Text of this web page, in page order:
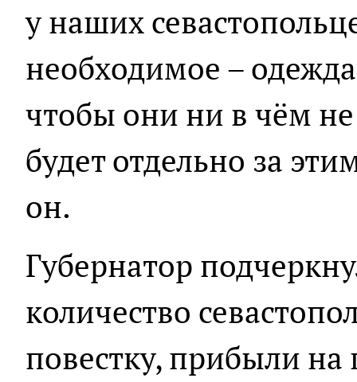
у наших
необходимое –
чтобы они ни в чём
будет отдельно за
он.
Губернатор
количество
повестку, прибыли